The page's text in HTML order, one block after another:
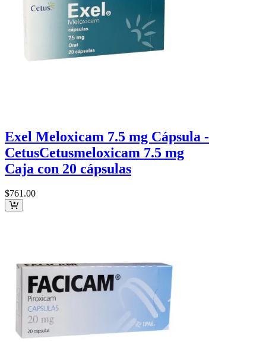
Exel Meloxicam 7.5 mg Cápsula -
CetusCetusmeloxicam 7.5 mg
Caja con 20 cápsulas
$761.00